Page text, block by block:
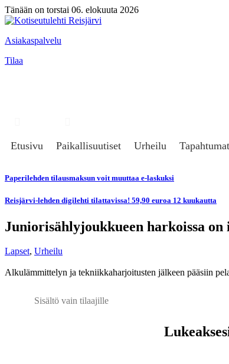
Tänään on torstai 06. elokuuta 2026
Asiakaspalvelu
Tilaa
Etusivu
Paikallisuutiset Urheilu Tapahtumat
Paperilehden tilausmaksun voit muuttaa e-laskuksi
Reisjärvi-lehden digilehti tilattavissa! 59,90 euroa 12 kuukautta
Juniorisählyjoukkueen harkoissa on
Lapset, Urheilu
Alkulämmittelyn ja tekniikkaharjoitusten jälkeen pääsiin
Sisältö vain tilaajille